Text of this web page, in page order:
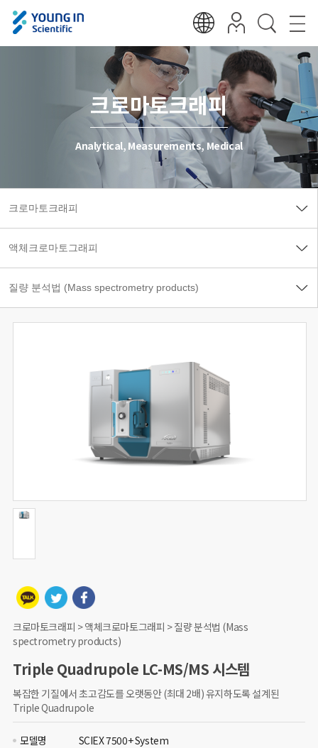
크로마토크래피
Analytical, Measurements, Medical
크로마토크래피 > 액체크로마토그래피 > 질량 분석법 (Mass
spectrometry products)
Triple Quadrupole LC-MS/MS 시스템
복잡한 기질에서 초고감도를 오랫동안 (최대 2배) 유지하도록 설계된
Triple Quadrupole
모델명
SCIEX 7500+ System